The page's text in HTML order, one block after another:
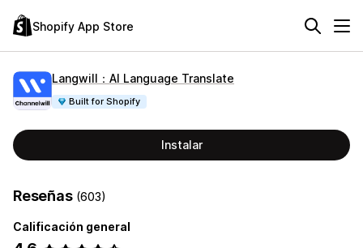
Shopify App Store
Langwill：AI Language Translate
Built for Shopify
Instalar
Reseñas (603)
Calificación general